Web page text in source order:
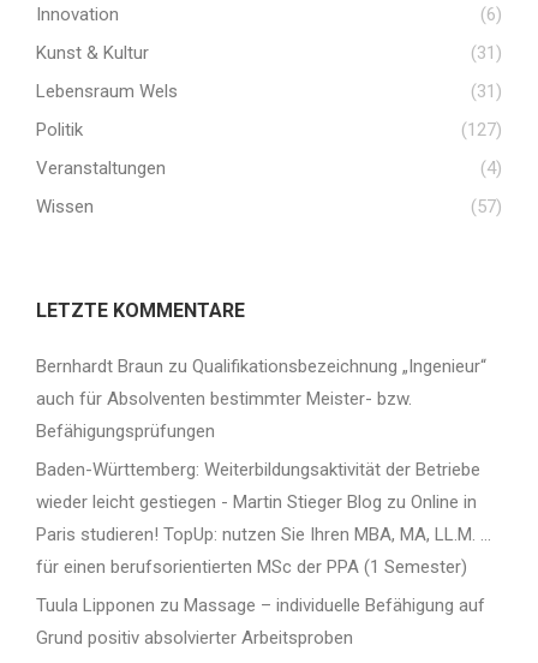
Innovation
(6)
Kunst & Kultur
(31)
Lebensraum Wels
(31)
Politik
(127)
Veranstaltungen
(4)
Wissen
(57)
LETZTE KOMMENTARE
Bernhardt Braun zu Qualifikationsbezeichnung „Ingenieur“
auch für Absolventen bestimmter Meister- bzw.
Befähigungsprüfungen
Baden-Württemberg: Weiterbildungsaktivität der Betriebe
wieder leicht gestiegen - Martin Stieger Blog zu Online in
Paris studieren! TopUp: nutzen Sie Ihren MBA, MA, LL.M. …
für einen berufsorientierten MSc der PPA (1 Semester)
Tuula Lipponen zu Massage – individuelle Befähigung auf
Grund positiv absolvierter Arbeitsproben